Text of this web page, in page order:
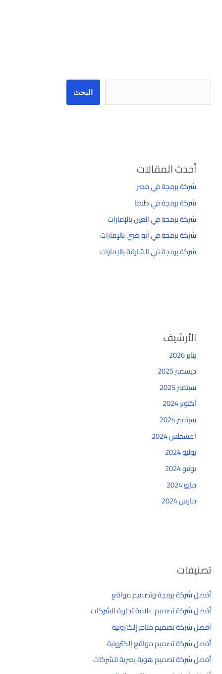
البحث
أحدث المقالات
شركة برمجة في مصر
شركة برمجة في طنطا
شركة برمجة في العين بالإمارات
شركة برمجة في أبو ظبي بالإمارات
شركة برمجة في الشارقة بالإمارات
الأرشيف
يناير 2026
ديسمبر 2025
سبتمبر 2025
أكتوبر 2024
سبتمبر 2024
أغسطس 2024
يوليو 2024
يونيو 2024
مايو 2024
مارس 2024
تصنيفات
أفضل شركة برمجة وتصميم مواقع
أفضل شركة تصميم علامة تجارية للشركات
أفضل شركة تصميم متاجر إلكترونية
أفضل شركة تصميم مواقع إلكترونية
أفضل شركة تصميم هوية بصرية للشركات